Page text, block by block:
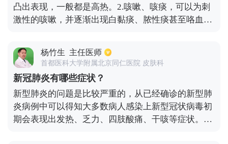
凸出表现，一般都是高热。2.咳嗽、咳痰，可以为刺
激性的咳嗽，并逐渐出现白黏痰、脓性痰甚至咯血。
它症状如恶心，呕吐，腹泻，意识的改变等。
杨竹生 主任医师
首都医科大学附属北京同仁医院 皮肤科
新冠肺炎有哪些症状？
新型肺炎的问题是比较严重的，从已经确诊的新型肺
炎病例中可以得知大多数病人感染上新型冠状病毒初
期会表现出发热、乏力、四肢酸痛、干咳等症状。也